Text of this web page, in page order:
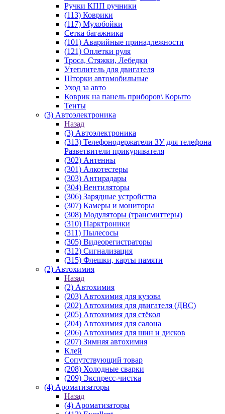
Ручки КПП ручники
(113) Коврики
(117) Мухобойки
Сетка багажника
(101) Аварийные принадлежности
(121) Оплетки руля
Троса, Стяжки, Лебедки
Утеплитель для двигателя
Шторки автомобильные
Уход за авто
Коврик на панель приборов\ Корыто
Тенты
(3) Автоэлектроника
Назад
(3) Автоэлектроника
(313) Телефонодержатели ЗУ для телефона
Разветвители прикуривателя
(302) Антенны
(301) Алкотестеры
(303) Антирадары
(304) Вентиляторы
(306) Зарядные устройства
(307) Камеры и мониторы
(308) Модуляторы (трансмиттеры)
(310) Парктроники
(311) Пылесосы
(305) Видеорегистраторы
(312) Сигнализация
(315) Флешки, карты памяти
(2) Автохимия
Назад
(2) Автохимия
(203) Автохимия для кузова
(202) Автохимия для двигателя (ДВС)
(205) Автохимия для стёкол
(204) Автохимия для салона
(206) Автохимия для шин и дисков
(207) Зимняя автохимия
Клей
Сопутствующий товар
(208) Холодные сварки
(209) Экспреcс-чистка
(4) Ароматизаторы
Назад
(4) Ароматизаторы